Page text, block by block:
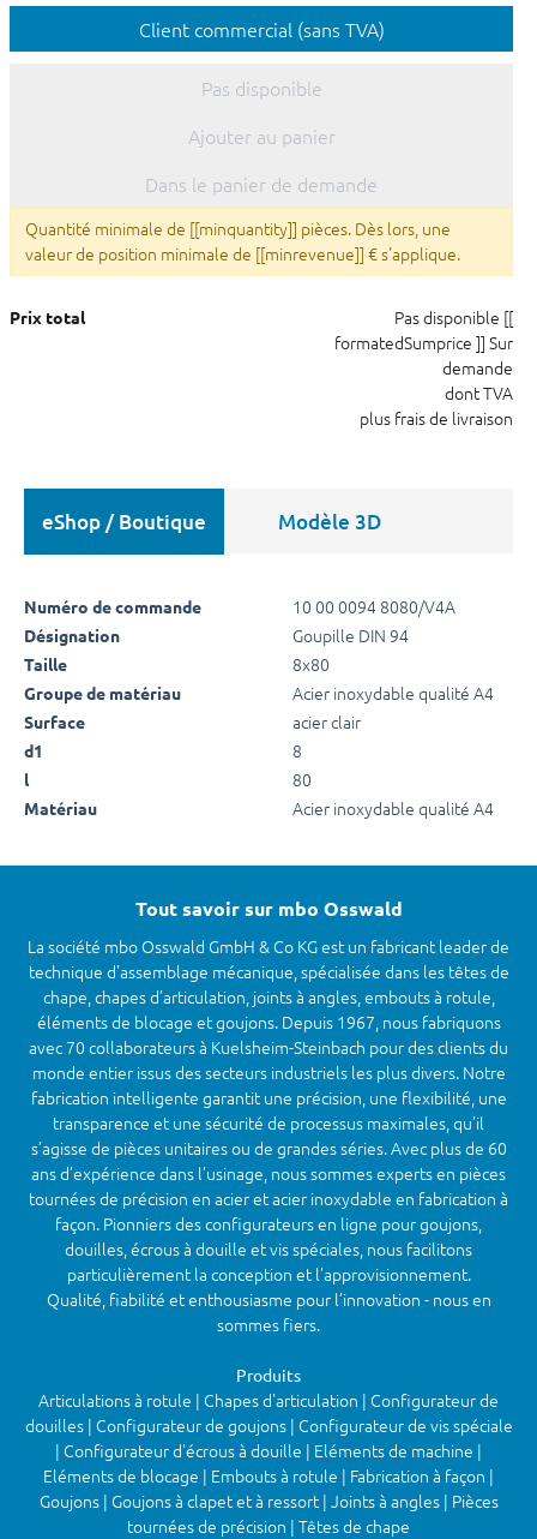
Client commercial (sans TVA)
Pas disponible
Ajouter au panier
Dans le panier de demande
Quantité minimale de [[minquantity]] pièces. Dès lors, une
valeur de position minimale de [[minrevenue]] € s'applique.
Prix total Pas disponible [[
formatedSumprice ]] Sur
demande
dont TVA
plus frais de livraison
eShop / Boutique Modèle 3D
Numéro de commande 10 00 0094 8080/V4A
Désignation Goupille DIN 94
Taille 8x80
Groupe de matériau Acier inoxydable qualité A4
Surface acier clair
d1 8
l 80
Matériau Acier inoxydable qualité A4
Tout savoir sur mbo Osswald
La société mbo Osswald GmbH & Co KG est un fabricant leader de
technique d'assemblage mécanique, spécialisée dans les têtes de
chape, chapes d’articulation, joints à angles, embouts à rotule,
éléments de blocage et goujons. Depuis 1967, nous fabriquons
avec 70 collaborateurs à Kuelsheim-Steinbach pour des clients du
monde entier issus des secteurs industriels les plus divers. Notre
fabrication intelligente garantit une précision, une flexibilité, une
transparence et une sécurité de processus maximales, qu’il
s’agisse de pièces unitaires ou de grandes séries. Avec plus de 60
ans d’expérience dans l’usinage, nous sommes experts en pièces
tournées de précision en acier et acier inoxydable en fabrication à
façon. Pionniers des configurateurs en ligne pour goujons,
douilles, écrous à douille et vis spéciales, nous facilitons
particulièrement la conception et l’approvisionnement.
Qualité, fiabilité et enthousiasme pour l’innovation - nous en
sommes fiers.
Produits
Articulations à rotule | Chapes d'articulation | Configurateur de
douilles | Configurateur de goujons | Configurateur de vis spéciale
| Configurateur d'écrous à douille | Eléments de machine |
Eléments de blocage | Embouts à rotule | Fabrication à façon |
Goujons | Goujons à clapet et à ressort | Joints à angles | Pièces
tournées de précision | Têtes de chape